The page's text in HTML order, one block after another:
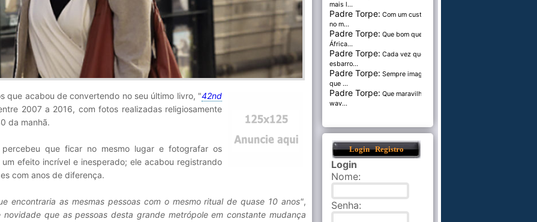
que acabou de convertendo no seu último livro, "42nd
2007 a 2016, com fotos realizadas religiosamente
da manhã.
que ficar no mesmo lugar e fotografar os
efeito incrível e inesperado; ele acabou registrando
com anos de diferença.
encontraria as mesmas pessoas com o mesmo ritual de quase 10 anos",
que as pessoas desta grande metrópole em constante mudança
mais l...
Padre Torpe: Com um custo de
no m...
Padre Torpe: Que bom que a
África...
Padre Torpe: Cada vez que
esbarro...
Padre Torpe: Sempre imaginei
que ...
Padre Torpe: Que maravilha de
wav...
Login Registro
Login
Nome:
Senha: